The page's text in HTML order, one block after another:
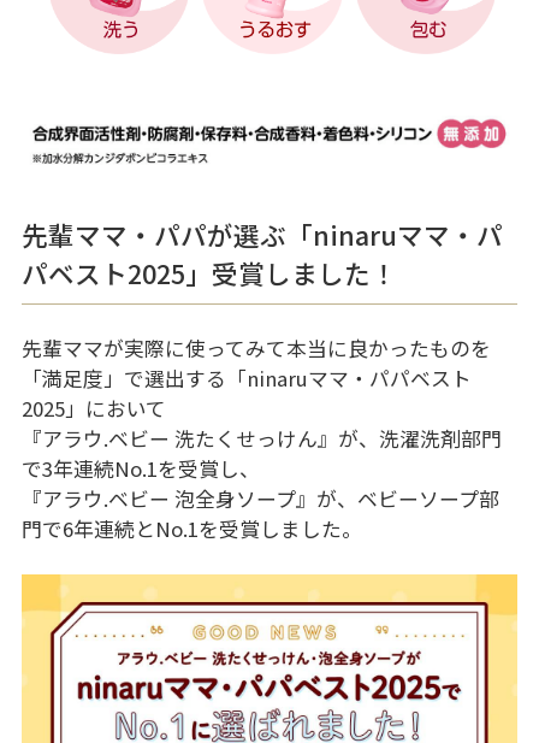
先輩ママ・パパが選ぶ「ninaruママ・パ
パベスト2025」受賞しました！
先輩ママが実際に使ってみて本当に良かったものを
「満足度」で選出する「ninaruママ・パパベスト
2025」において
『アラウ.ベビー 洗たくせっけん』が、洗濯洗剤部門
で3年連続No.1を受賞し、
『アラウ.ベビー 泡全身ソープ』が、ベビーソープ部
門で6年連続とNo.1を受賞しました。